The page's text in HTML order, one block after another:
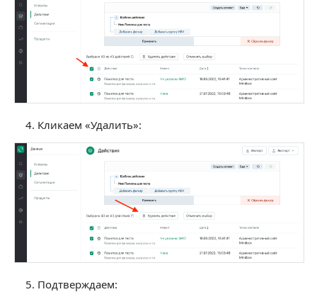
Кликаем «Удалить»:
Подтверждаем: